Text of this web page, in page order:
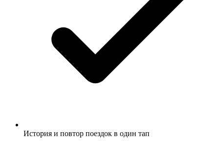
История и повтор поездок в один тап